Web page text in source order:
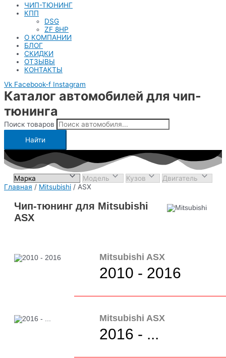
ЧИП-ТЮНИНГ
КПП
DSG
ZF 8HP
О КОМПАНИИ
БЛОГ
СКИДКИ
ОТЗЫВЫ
КОНТАКТЫ
Vk Facebook-f Instagram
Каталог автомобилей для чип-
тюнинга
Поиск товаров
Найти
Главная / Mitsubishi / ASX
Чип-тюнинг для Mitsubishi
ASX
Mitsubishi ASX
2010 - 2016
Mitsubishi ASX
2016 - ...